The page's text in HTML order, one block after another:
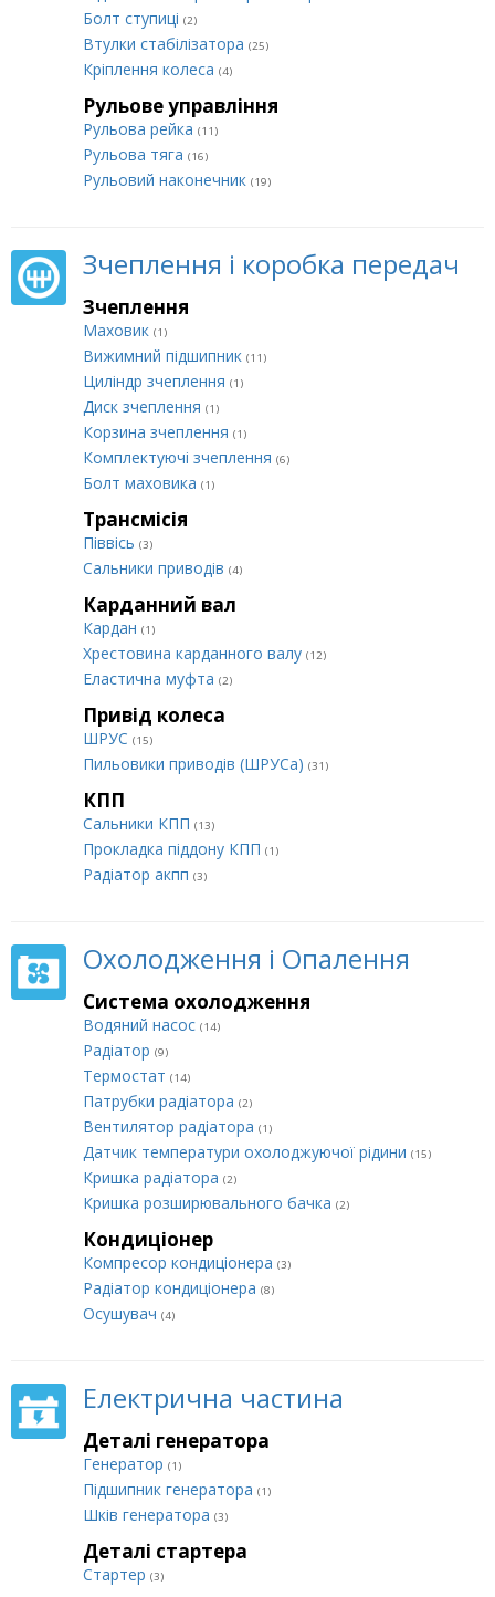
Болт ступиці (2)
Втулки стабілізатора (25)
Кріплення колеса (4)
Рульове управління
Рульова рейка (11)
Рульова тяга (16)
Рульовий наконечник (19)
Зчеплення і коробка передач
Зчеплення
Маховик (1)
Вижимний підшипник (11)
Циліндр зчеплення (1)
Диск зчеплення (1)
Корзина зчеплення (1)
Комплектуючі зчеплення (6)
Болт маховика (1)
Трансмісія
Піввісь (3)
Сальники приводів (4)
Карданний вал
Кардан (1)
Хрестовина карданного валу (12)
Еластична муфта (2)
Привід колеса
ШРУС (15)
Пильовики приводів (ШРУСа) (31)
КПП
Сальники КПП (13)
Прокладка піддону КПП (1)
Радіатор акпп (3)
Охолодження і Опалення
Система охолодження
Водяний насос (14)
Радіатор (9)
Термостат (14)
Патрубки радіатора (2)
Вентилятор радіатора (1)
Датчик температури охолоджуючої рідини (15)
Кришка радіатора (2)
Кришка розширювального бачка (2)
Кондиціонер
Компресор кондиціонера (3)
Радіатор кондиціонера (8)
Осушувач (4)
Електрична частина
Деталі генератора
Генератор (1)
Підшипник генератора (1)
Шків генератора (3)
Деталі стартера
Стартер (3)